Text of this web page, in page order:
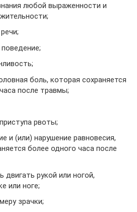
любой выраженности и
боль, которая сохраняется
после травмы;
рвоты;
и (или) нарушение равновесия,
более одного часа после
двигать рукой или ногой,
или ноге;
зрачки;